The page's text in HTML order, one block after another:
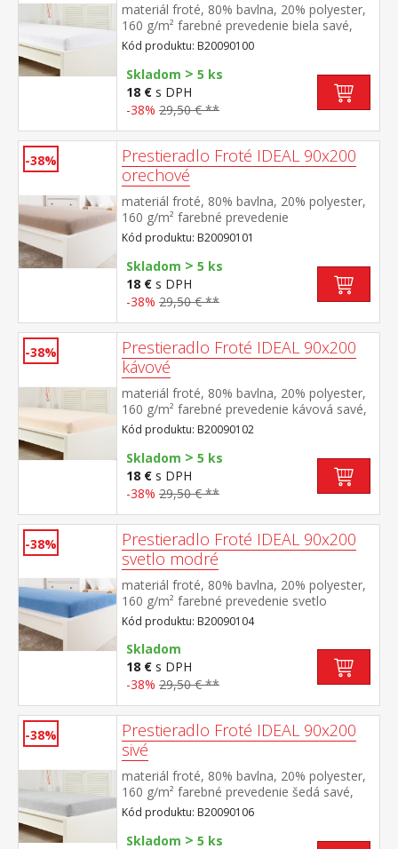
materiál froté, 80% bavlna, 20% polyester,
160 g/m² farebné prevedenie biela savé,
odolné, stálofarebné, obšité gumou pre
matrace do výšky 25 cm prateľné do 40 °C
Kód produktu: B20090100
Skladom > 5 ks
18 € s DPH
-38% 29,50 € **
-38%
Prestieradlo Froté IDEAL 90x200
orechové
materiál froté, 80% bavlna, 20% polyester,
160 g/m² farebné prevedenie
orechová savé, odolné, stálofarebné,
obšité gumou pre matrace do výšky 25
cm prateľné do 40 °C
Kód produktu: B20090101
Skladom > 5 ks
18 € s DPH
-38% 29,50 € **
-38%
Prestieradlo Froté IDEAL 90x200
kávové
materiál froté, 80% bavlna, 20% polyester,
160 g/m² farebné prevedenie kávová savé,
odolné, stálofarebné, obšité gumou pre
matrace do výšky 25 cm prateľné do 40 °C
Kód produktu: B20090102
Skladom > 5 ks
18 € s DPH
-38% 29,50 € **
-38%
Prestieradlo Froté IDEAL 90x200
svetlo modré
materiál froté, 80% bavlna, 20% polyester,
160 g/m² farebné prevedenie svetlo
modrá savé, odolné, stálofarebné, obšité
gumou pre matrace do výšky 25
cm prateľné do 40 °C
Kód produktu: B20090104
Skladom
18 € s DPH
-38% 29,50 € **
-38%
Prestieradlo Froté IDEAL 90x200
sivé
materiál froté, 80% bavlna, 20% polyester,
160 g/m² farebné prevedenie šedá savé,
odolné, stálofarebné, obšité gumou pre
matrace do výšky 25 cm prateľné do 40 °C
Kód produktu: B20090106
Skladom > 5 ks